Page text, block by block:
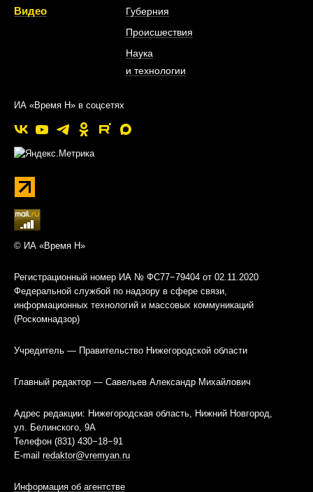
Видео
Губерния
Происшествия
Наука
и технологии
ИА «Время Н» в соцсетях
© ИА «Время Н»
Регистрационный номер ИА № ФС77−79404 от 02.11.2020
Федеральной службой по надзору в сфере связи,
информационных технологий и массовых коммуникаций
(Роскомнадзор)
Учредитель — Правительство Нижегородской области
Главный редактор — Савельев Александр Михайлович
Адрес редакции: Нижегородская область, Нижний Новгород,
ул. Белинского, 9А
Телефон (831) 430−18−91
E-mail redaktor@vremyan.ru
Информация об агентстве